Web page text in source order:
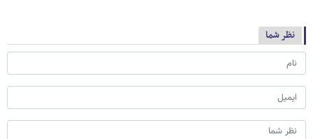
نظر شما